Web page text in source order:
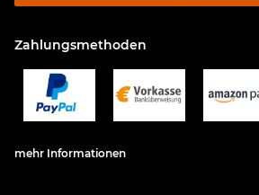
Zahlungsmethoden
mehr Informationen